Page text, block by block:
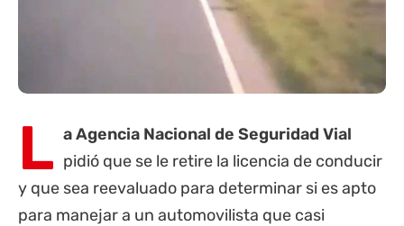
L a Agencia Nacional de Seguridad Vial
pidió que se le retire la licencia de conducir
y que sea reevaluado para determinar si es apto
para manejar a un automovilista que casi